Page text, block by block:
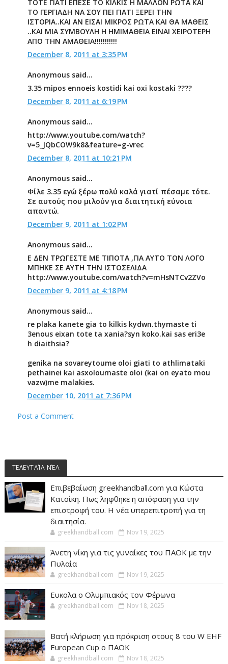
ΤΟΤΕ ΓΙΑΤΙ ΕΠΕΣΕ ΤΟ ΚΙΛΚΙΣ Η ΜΑΛΛΟΝ ΡΩΤΑ ΚΑΙ
ΤΟ ΓΕΡΓΙΑΔΗ ΝΑ ΣΟΥ ΠΕΙ ΓΙΑΤΙ ΞΕΡΕΙ ΤΗΝ
ΙΣΤΟΡΙΑ..ΚΑΙ ΑΝ ΕΙΣΑΙ ΜΙΚΡΟΣ ΡΩΤΑ ΚΑΙ ΘΑ ΜΑΘΕΙΣ
..ΚΑΙ ΜΙΑ ΣΥΜΒΟΥΛΗ Η ΗΜΙΜΑΘΕΙΑ ΕΙΝΑΙ ΧΕΙΡΟΤΕΡΗ
ΑΠΟ ΤΗΝ ΑΜΑΘΕΙΑ!!!!!!!!!!!
December 8, 2011 at 3:35 PM
Anonymous said...
3.35 mipos ennoeis kostidi kai oxi kostaki ????
December 8, 2011 at 6:19 PM
Anonymous said...
http://www.youtube.com/watch?
v=5_JQbCOW9k8&feature=g-vrec
December 8, 2011 at 10:21 PM
Anonymous said...
Φίλε 3.35 εγώ ξέρω πολύ καλά γιατί πέσαμε τότε.
Σε αυτούς που μιλούν για διαιτητική εύνοια
απαντώ.
December 9, 2011 at 1:02 PM
Anonymous said...
Ε ΔΕΝ ΤΡΩΓΕΣΤΕ ΜΕ ΤΙΠΟΤΑ ,ΓΙΑ ΑΥΤΟ ΤΟΝ ΛΟΓΟ
ΜΠΗΚΕ ΣΕ ΑΥΤΗ ΤΗΝ ΙΣΤΟΣΕΛΙΔΑ
http://www.youtube.com/watch?v=mHsNTCv2ZVo
December 9, 2011 at 4:18 PM
Anonymous said...
re plaka kanete gia to kilkis kydwn.thymaste ti
3enous eixan tote ta xania?syn koko.kai sas eri3e
h diaithsia?
genika na sovareytoume oloi giati to athlimataki
pethainei kai asxoloumaste oloi (kai on eyato mou
vazw)me malakies.
December 10, 2011 at 7:36 PM
Post a Comment
ΤΕΛΕΥΤΑΊΑ ΝΈΑ
Επιβεβαίωση greekhandball.com για Κώστα
Κατσίκη. Πως ληφθηκε η απόφαση για την
επιστροφή του. Η νέα υπερεπιτροπή για τη
διαιτησία.
greekhandball.com Nov 19, 2025
Άνετη νίκη για τις γυναίκες του ΠΑΟΚ με την
Πυλαία
greekhandball.com Nov 19, 2025
Ευκολα ο Ολυμπιακός τον Φέρωνα
greekhandball.com Nov 18, 2025
Βατή κλήρωση για πρόκριση στους 8 του W EHF
European Cup ο ΠΑΟΚ
greekhandball.com Nov 18, 2025